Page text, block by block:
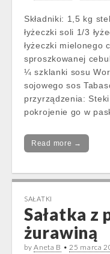
Składniki: 1,5 kg
łyżeczki soli 1/3
łyżeczki mielonego
sproszkowanej
¼ szklanki sosu
sojowego sos
przyrządzenia:
pokrojenie go w
Read more →
SAŁATKI
Sałatka z
żurawiną
byAneta B • 25 marca